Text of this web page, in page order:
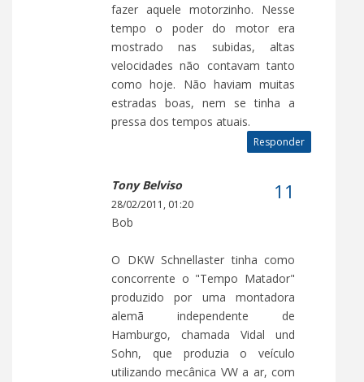
fazer aquele motorzinho. Nesse
tempo o poder do motor era
mostrado nas subidas, altas
velocidades não contavam tanto
como hoje. Não haviam muitas
estradas boas, nem se tinha a
pressa dos tempos atuais.
Responder
Tony Belviso
28/02/2011, 01:20
Bob
O DKW Schnellaster tinha como
concorrente o "Tempo Matador"
produzido por uma montadora
alemã independente de
Hamburgo, chamada Vidal und
Sohn, que produzia o veículo
utilizando mecânica VW a ar, com